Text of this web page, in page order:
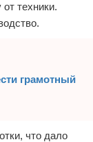
техники.
грамотный
что дало